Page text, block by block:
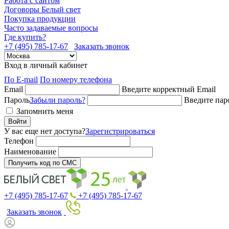
Договоры Белый свет
Покупка продукции
Часто задаваемые вопросы
Где купить?
+7 (495) 785-17-67
Заказать звонок
Вход в личный кабинет
По E-mail По номеру телефона
Email
Введите корректный Email
ПарольЗабыли пароль?
Введите
Запомнить меня
Войти
У вас еще нет доступа?Зарегистрироваться
Телефон
Наименование
Получить код по СМС
+7 (495) 785-17-67
+7 (495) 785-17-67
Заказать звонок